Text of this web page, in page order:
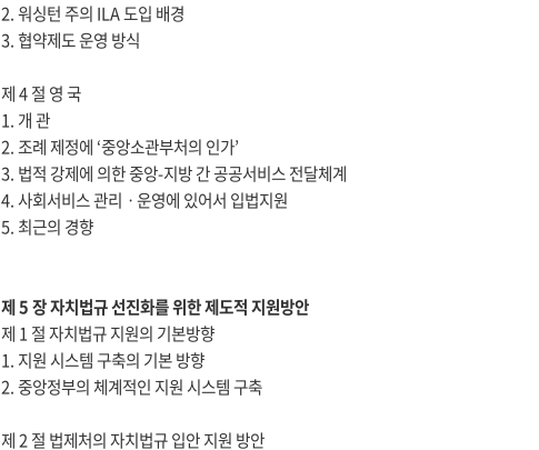
2. 워싱턴 주의 ILA 도입 배경
3. 협약제도 운영 방식
제 4 절 영 국
1. 개 관
2. 조례 제정에 ‘중앙소관부처의 인가’
3. 법적 강제에 의한 중앙-지방 간 공공서비스 전달체계
4. 사회서비스 관리ㆍ운영에 있어서 입법지원
5. 최근의 경향
제 5 장 자치법규 선진화를 위한 제도적 지원방안
제 1 절 자치법규 지원의 기본방향
1. 지원 시스템 구축의 기본 방향
2. 중앙정부의 체계적인 지원 시스템 구축
제 2 절 법제처의 자치법규 입안 지원 방안